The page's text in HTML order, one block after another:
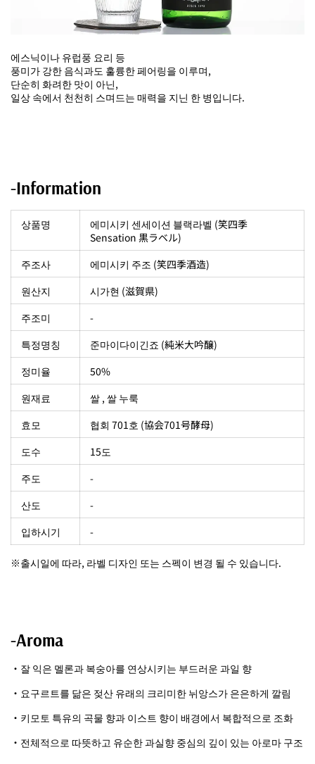
에스닉이나 유럽풍 요리 등
풍미가 강한 음식과도 훌륭한 페어링을 이루며,
단순히 화려한 맛이 아닌,
일상 속에서 천천히 스며드는 매력을 지닌 한 병입니다.
-Information
상품명
에미시키 센세이션 블랙라벨 (笑四季
Sensation 黒ラベル)
주조사
에미시키 주조 (笑四季酒造)
원산지
시가현 (滋賀県)
주조미
-
특정명칭
준마이다이긴죠 (純米大吟醸)
정미율
50%
원재료
쌀 , 쌀 누룩
효모
협회 701호 (協会701号酵母)
도수
15도
주도
-
산도
-
입하시기
-
※출시일에 따라, 라벨 디자인 또는 스펙이 변경 될 수 있습니다.
-Aroma
・잘 익은 멜론과 복숭아를 연상시키는 부드러운 과일 향
・요구르트를 닮은 젖산 유래의 크리미한 뉘앙스가 은은하게 깔림
・키모토 특유의 곡물 향과 이스트 향이 배경에서 복합적으로 조화
・전체적으로 따뜻하고 유순한 과실향 중심의 깊이 있는 아로마 구조